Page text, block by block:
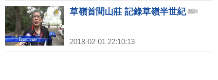
草嶺首間山莊 記錄草嶺半世紀
2018-02-01 22:10:13